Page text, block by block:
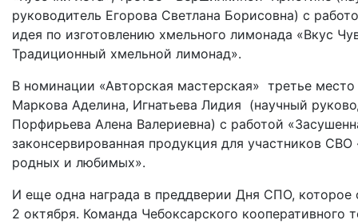
руководитель Егорова Светлана Борисовна) с
идея по изготовлению хмельного лимонада «Вкус
Традиционный хмельной лимонад».
В номинации «Авторская мастерская» третье место
Маркова Аделина, Игнатьева Лидия (научный
Порфирьева Алена Валериевна) с работой
законсервированная продукция для участников СВО
родных и любимых».
И еще одна награда в преддверии Дня СПО, которое
2 октября. Команда Чебоксарского кооперативного